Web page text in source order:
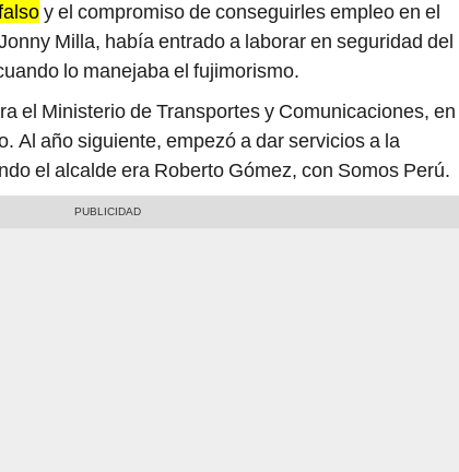
y el compromiso de conseguirles empleo en el
Milla, había entrado a laborar en seguridad del
lo manejaba el fujimorismo.
el Ministerio de Transportes y Comunicaciones, en
Al año siguiente, empezó a dar servicios a la
el alcalde era Roberto Gómez, con Somos Perú.